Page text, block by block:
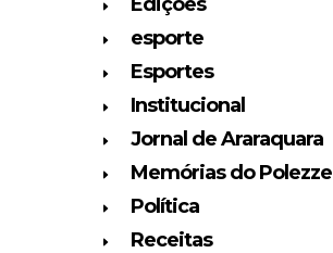
esporte
Esportes
Institucional
Jornal de Araraquara
Memórias do Polezze
Política
Receitas